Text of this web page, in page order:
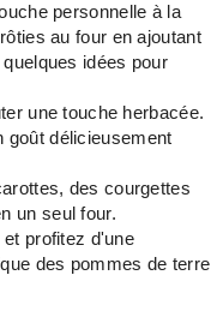
personnelle à la
au four en ajoutant
idées pour
une touche herbacée.
goût délicieusement
des courgettes
un seul four.
profitez d'une
des pommes de terre